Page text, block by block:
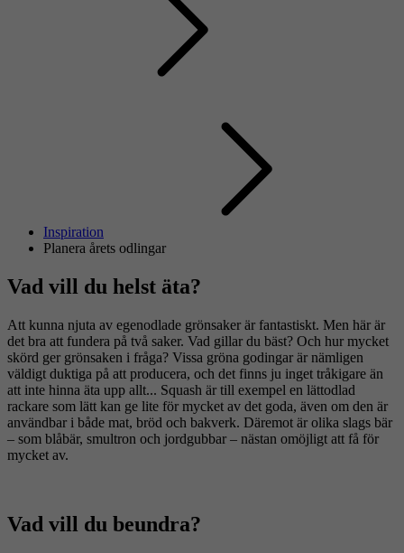
Inspiration
Planera årets odlingar
Vad vill du helst äta?
Att kunna njuta av egenodlade grönsaker är fantastiskt. Men här är
det bra att fundera på två saker. Vad gillar du bäst? Och hur mycket
skörd ger grönsaken i fråga? Vissa gröna godingar är nämligen
väldigt duktiga på att producera, och det finns ju inget tråkigare än
att inte hinna äta upp allt... Squash är till exempel en lättodlad
rackare som lätt kan ge lite för mycket av det goda, även om den är
användbar i både mat, bröd och bakverk. Däremot är olika slags bär
– som blåbär, smultron och jordgubbar – nästan omöjligt att få för
mycket av.
Vad vill du beundra?